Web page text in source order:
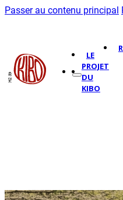
Passer au contenu principal
LE
PROJET
DU
KIBO